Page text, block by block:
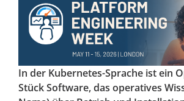
In der Kubernetes-Sprache ist ein
Stück Software, das operatives